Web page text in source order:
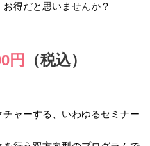
得だと思いませんか？
円 （税込）
ャーする、いわゆるセミナー